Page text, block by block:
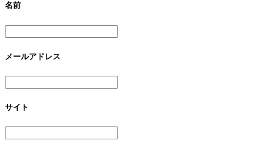
名前
メールアドレス
サイト